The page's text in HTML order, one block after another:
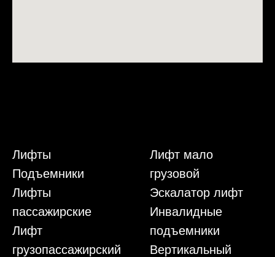
Лифты
Подъемники
Лифты
пассажирские
Лифт
грузопассажирский
Лифт мало
грузовой
Эскалатор лифт
Инвалидные
подъемники
Вертикальный